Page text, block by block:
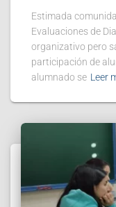
Estimada
Evaluaciones de
organizativo pero
participación de
alumnado se Leer